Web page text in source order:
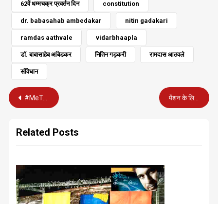
62वें धम्मचक्र प्रवर्तन दिन constitution
dr. babasahab ambedakar nitin gadakari
ramdas aathvale vidarbhaapla
डॉ. बाबासाहेब आंबेडकर नितिन गड़करी रामदास आठवले
संविधान
Post
#MeToo कैंपेन : तो ऐसे चलता किए गए एम.जे. अकबर सरकार से पेंशन के लिए 15 हजार सीमा तय करना अन्यायपूर्ण, केरल हाईकोर्ट ने किया खारिज
Related Posts